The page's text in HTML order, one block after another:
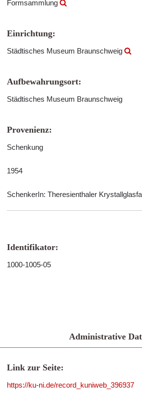
Formsammlung
Einrichtung:
Städtisches Museum Braunschweig
Aufbewahrungsort:
Städtisches Museum Braunschweig
Provenienz:
Schenkung
1954
SchenkerIn: Theresienthaler
Identifikator:
1000-1005-05
Administrative
Link zur Seite:
https://ku-ni.de/record_kuniweb_396937